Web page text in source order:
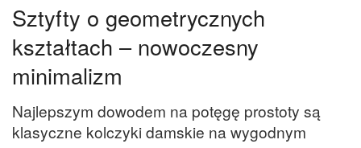
Sztyfty o geometrycznych
kształtach – nowoczesny
minimalizm
Najlepszym dowodem na potęgę prostoty są
klasyczne kolczyki damskie na wygodnym